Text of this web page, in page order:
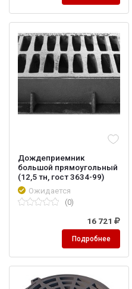
Дождеприемник
большой прямоугольный
(12,5 тн, гост 3634-99)
Ожидается
(0)
16 721
Подробнее